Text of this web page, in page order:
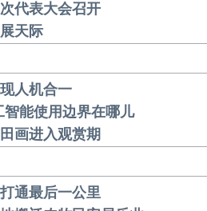
代表大会召开
天际
人机合一
智能使用边界在哪儿
画进入观赏期
通最后一公里